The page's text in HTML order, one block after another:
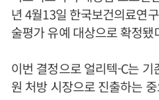
년 4월13일 한국보건의료연
술평가 유예 대상으로 확정됐
이번 결정으로 얼리텍-C는
원 처방 시장으로 진출하는